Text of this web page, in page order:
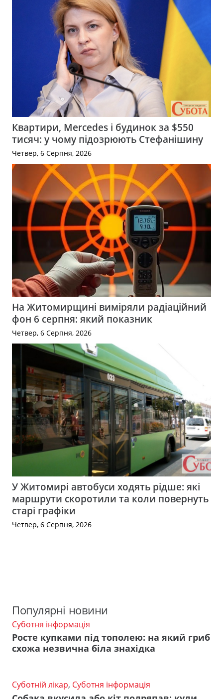
Квартири, Mercedes і будинок за $550
тисяч: у чому підозрюють Стефанішину
Четвер, 6 Серпня, 2026
На Житомирщині виміряли радіаційний
фон 6 серпня: який показник
Четвер, 6 Серпня, 2026
У Житомирі автобуси ходять рідше: які
маршрути скоротили та коли повернуть
старі графіки
Четвер, 6 Серпня, 2026
Популярні новини
Суботня інформація
Росте купками під тополею: на який гриб
схожа незвична біла знахідка
Суботній лікар, Суботня інформація